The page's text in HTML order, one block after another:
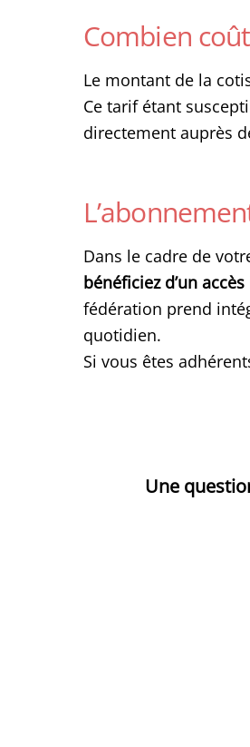
Combien
Le montant de la
Ce tarif étant
directement auprès
Dans le cadre de
bénéficiez d’un
fédération prend
quotidien.
Si vous êtes
Une